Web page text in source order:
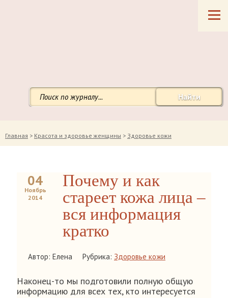
Найти
Главная > Красота и здоровье женщины > Здоровье кожи
04
Ноябрь
2014
Почему и как
стареет кожа лица –
вся информация
кратко
Автор: Елена Рубрика: Здоровье кожи
Наконец-то мы подготовили полную общую
информацию для всех тех, кто интересуется